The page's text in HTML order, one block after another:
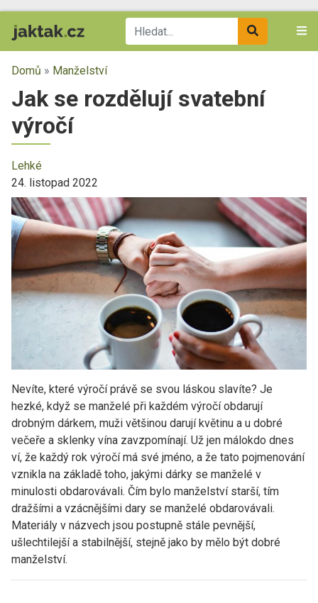
Domů » Manželství
Jak se rozdělují svatební
výročí
Lehké
24. listopad 2022
Nevíte, které výročí právě se svou láskou slavíte? Je
hezké, když se manželé při každém výročí obdarují
drobným dárkem, muži většinou darují květinu a u dobré
večeře a sklenky vína zavzpomínají. Už jen málokdo dnes
ví, že každý rok výročí má své jméno, a že tato pojmenování
vznikla na základě toho, jakými dárky se manželé v
minulosti obdarovávali. Čím bylo manželství starší, tím
dražšími a vzácnějšími dary se manželé obdarovávali.
Materiály v názvech jsou postupně stále pevnější,
ušlechtilejší a stabilnější, stejně jako by mělo být dobré
manželství.